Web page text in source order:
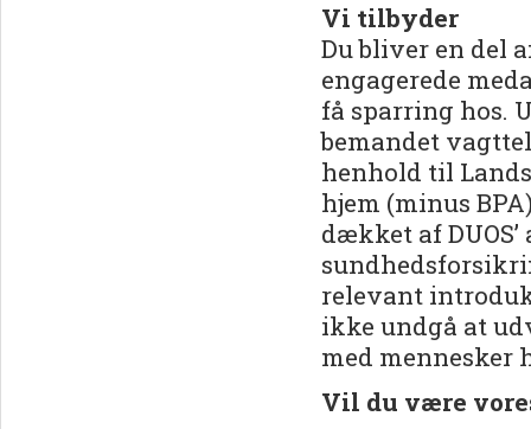
Vi tilbyder
Du bliver en del
engagerede
få sparring hos.
bemandet
henhold til
hjem (minus
dækket af
relevant
ikke undgå at
med mennesker
Vil du være